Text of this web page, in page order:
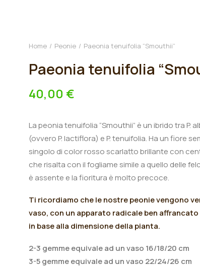
Home Peonie Paeonia tenuifolia “Smouthii”
Paeonia tenuifolia
40,00 €
La peonia tenuifolia “Smouthii” è un ibrido tra P.
(ovvero P. lactiflora) e P. tenuifolia.Ha un fiore
singolo di color rosso scarlatto brillante con
che risalta con il fogliame simile a quello delle
è assente e lafioritura è molto precoce.
Ti ricordiamo che le nostre peonie vengono
vaso, con un apparato radicale ben
in base alla dimensione della pianta.
2-3 gemme equivale ad un vaso 16/18/20 cm
3-5 gemme equivale ad un vaso 22/24/26 cm